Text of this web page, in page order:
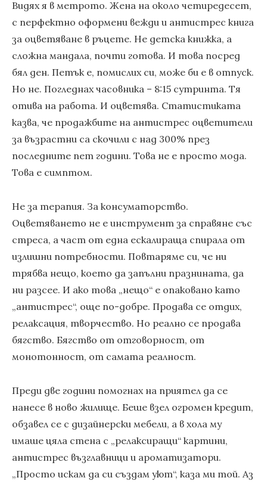
Видях я в метрото. Жена на около четиредесет,
с перфектно оформени вежди и антистрес книга
за оцветяване в ръцете. Не детска книжка, а
сложна мандала, почти готова. И това посред
бял ден. Петък е, помислих си, може би е в отпуск.
Но не. Погледнах часовника – 8:15 сутринта. Тя
отива на работа. И оцветява. Статистиката
казва, че продажбите на антистрес оцветители
за възрастни са скочили с над 300% през
последните пет години. Това не е просто мода.
Това е симптом.
Не за терапия. За консуматорство.
Оцветяването не е инструмент за справяне със
стреса, а част от една ескалираща спирала от
излишни потребности. Повтаряме си, че ни
трябва нещо, което да запълни празнината, да
ни разсее. И ако това „нещо“ е опаковано като
„антистрес“, още по-добре. Продава се отдих,
релаксация, творчество. Но реално се продава
бягство. Бягство от отговорност, от
монотонност, от самата реалност.
Преди две години помогнах на приятел да се
нанесе в ново жилище. Беше взел огромен кредит,
обзавел се с дизайнерски мебели, а в хола му
имаше цяла стена с „релаксиращи“ картини,
антистрес възглавници и ароматизатори.
„Просто искам да си създам уют“, каза ми той. Аз